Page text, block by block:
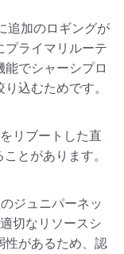
追加のロギングが
プライマリルーテ
能でシャーシプロ
込むためです。
リブートした直
とがあります。
ジュニパーネッ
切なリソースシ
性があるため、認